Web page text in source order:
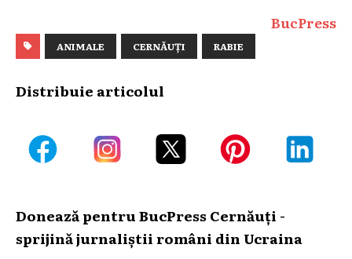
BucPress
ANIMALE CERNĂUȚI RABIE
Distribuie articolul
Donează pentru BucPress Cernăuți -
sprijină jurnaliștii români din Ucraina